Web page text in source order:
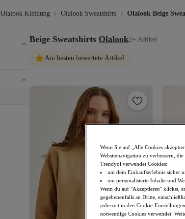
Olalook Kleidung Olalook Sweatshirts Olalook Beige
Beige Sweatshirts Olalook2+ Artikel
Am besten bewertete Artikel
Wenn Sie auf „Alle Cookies
Websitenavigation zu verbessern,
Trendyol verwendet Cookies:
um dein Einkaufserlebnis sicher
um personalisierte Inhalte und
Wenn du auf "Akzeptieren" klickst,
gegebenenfalls an Dritte,
jederzeit in den Cookie-
notwendige Cookies verwendet.